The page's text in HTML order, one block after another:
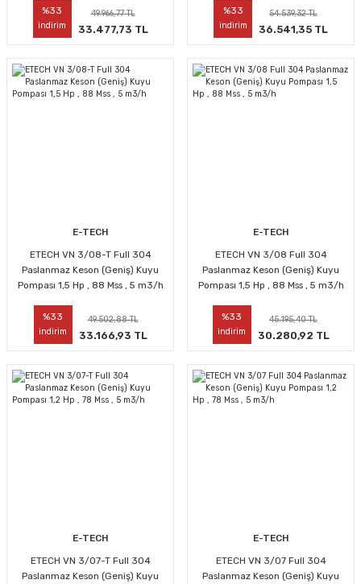
%33
indirim
49.966,77 TL
33.477,73 TL
%33
indirim
54.539,32 TL
36.541,35 TL
E-TECH
ETECH VN 3/08-T Full 304
Paslanmaz Keson (Geniş) Kuyu
Pompası 1,5 Hp , 88 Mss , 5 m3/h
%33
indirim
49.502,88 TL
33.166,93 TL
E-TECH
ETECH VN 3/08 Full 304
Paslanmaz Keson (Geniş) Kuyu
Pompası 1,5 Hp , 88 Mss , 5 m3/h
%33
indirim
45.195,40 TL
30.280,92 TL
E-TECH
ETECH VN 3/07-T Full 304
Paslanmaz Keson (Geniş) Kuyu
E-TECH
ETECH VN 3/07 Full 304
Paslanmaz Keson (Geniş) Kuyu